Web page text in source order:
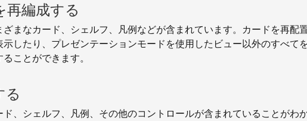
再編成する
まなカード、シェルフ、凡例などが含まれています。カードを再配
したり、プレゼンテーションモードを使用したビュー以外のすべて
ことができます。
る
、シェルフ、凡例、その他のコントロールが含まれていることがわ